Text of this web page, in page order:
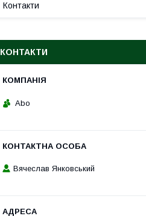
Контакти
КОНТАКТИ
Abo
Вячеслав Янковський